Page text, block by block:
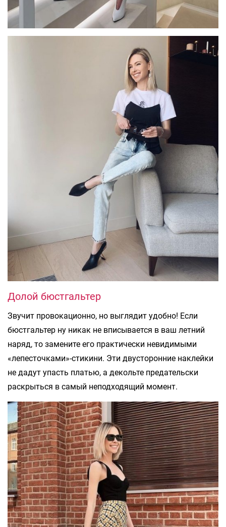
Долой бюстгальтер
Звучит провокационно, но выглядит удобно! Если
бюстгальтер ну никак не вписывается в ваш летний
наряд, то замените его практически невидимыми
«лепесточками»-стикини. Эти двусторонние наклейки
не дадут упасть платью, а декольте предательски
раскрыться в самый неподходящий момент.